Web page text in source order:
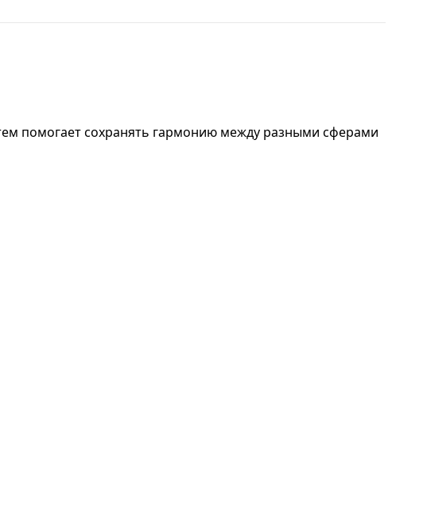
помогает сохранять гармонию между разными сферами